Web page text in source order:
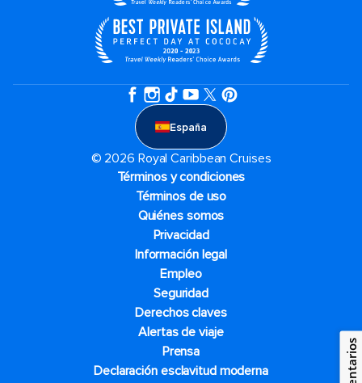
España
© 2026 Royal Caribbean Cruises
Términos y condiciones
Términos de uso
Quiénes somos
Privacidad
Información legal
Empleo
Seguridad
Derechos claves
Alertas de viaje
Prensa
Declaración esclavitud moderna